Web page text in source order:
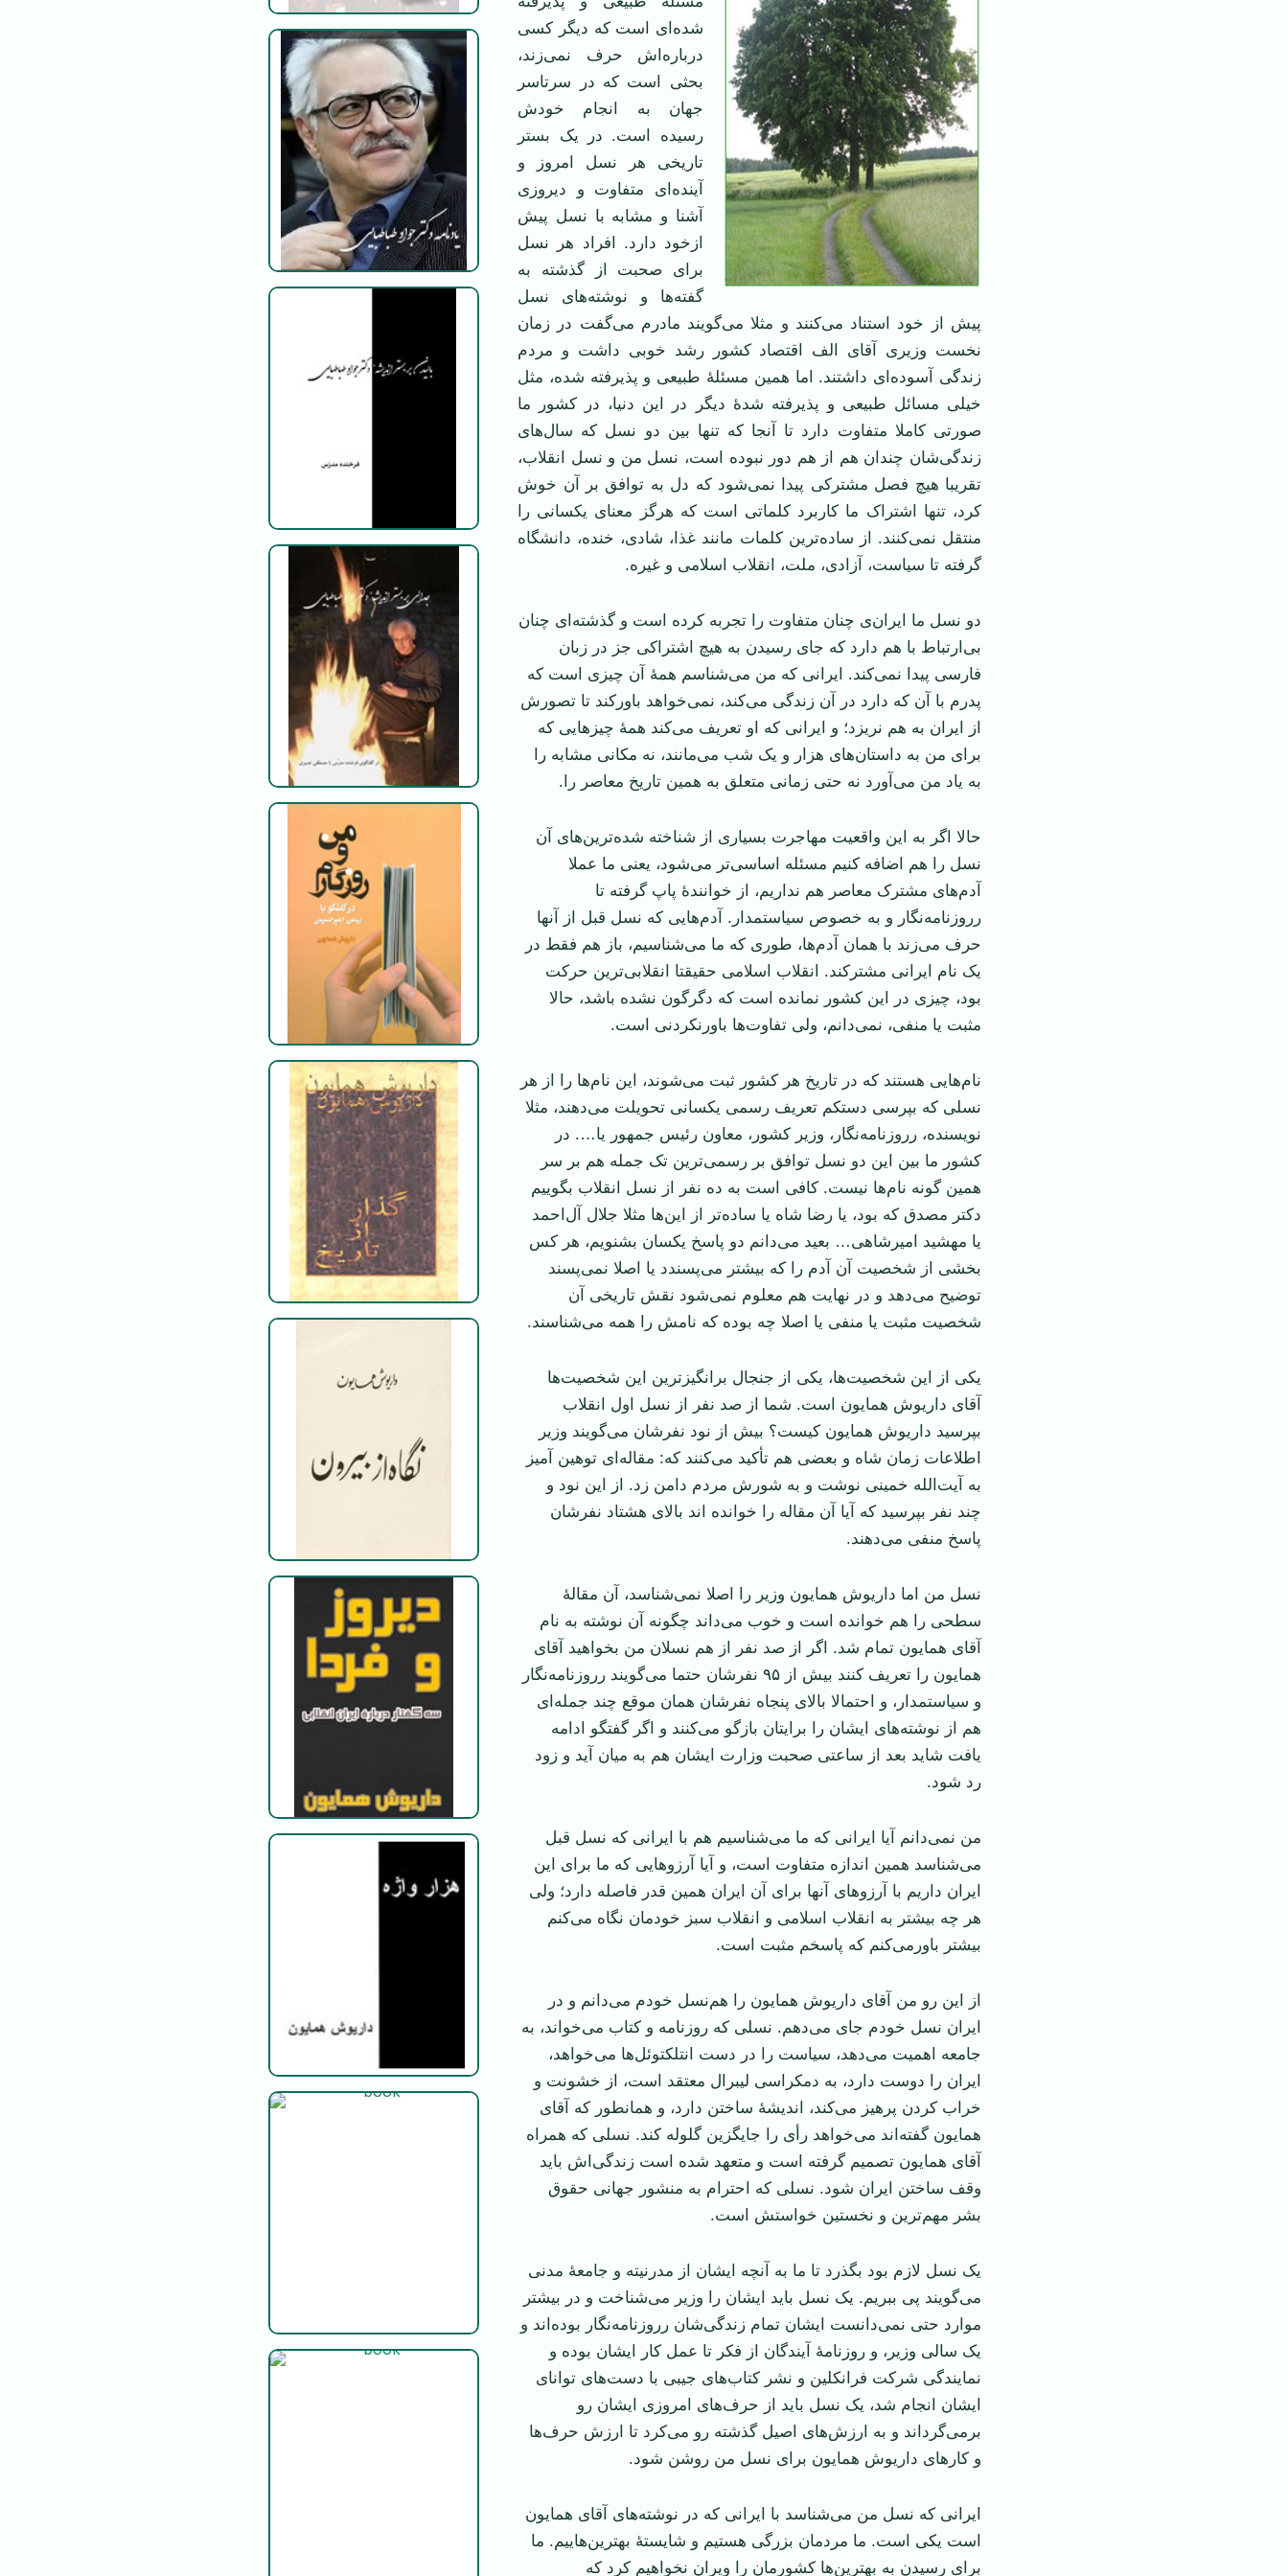
شده‌ای است که دیگر کسی
درباره‌اش حرف نمی‌زند،
بحثی است که در سرتاسر
جهان به انجام خودش
رسیده است. در یک بستر
تاریخی هر نسل امروز و
آینده‌ای متفاوت و دیروزی
آشنا و مشابه با نسل پیش
ازخود دارد. افراد هر نسل
برای صحبت از گذشته به
گفته‌ها و نوشته‌های نسل
پیش از خود استناد می‌کنند و مثلا می‌گویند مادرم می‌گفت در زمان
نخست وزیری آقای الف اقتصاد کشور رشد خوبی داشت و مردم
زندگی آسوده‌ای داشتند. اما همین مسئلۀ طبیعی و پذیرفته شده، مثل
خیلی مسائل طبیعی و پذیرفته شدۀ دیگر در این دنیا، در کشور ما
صورتی کاملا متفاوت دارد تا آنجا که تنها بین دو نسل که سال‌های
زندگی‌شان چندان هم از هم دور نبوده است، نسل من و نسل انقلاب،
تقریبا هیچ فصل مشترکی پیدا نمی‌شود که دل به توافق بر آن خوش
کرد، تنها اشتراک ما کاربرد کلماتی است که هرگز معنای یکسانی را
منتقل نمی‌کنند. از ساده‌ترین کلمات مانند غذا، شادی، خنده، دانشگاه
گرفته تا سیاست، آزادی، ملت، انقلاب اسلامی و غیره.
دو نسل ما ایران‌ی چنان متفاوت را تجربه کرده است و گذشته‌ای چنان
بی‌ارتباط با هم دارد که جای رسیدن به هیچ اشتراکی جز در زبان
فارسی پیدا نمی‌کند. ایرانی که من می‌شناسم همۀ آن چیزی است که
پدرم با آن که دارد در آن زندگی می‌کند، نمی‌خواهد باورکند تا تصورش
از ایران به هم نریزد؛ و ایرانی که او تعریف می‌کند همۀ چیز‌هایی که
برای من به داستان‌های هزار و یک شب می‌مانند، نه مکانی مشابه را
به یاد من می‌آورد نه حتی زمانی متعلق به همین تاریخ معاصر را.
حالا اگر به این واقعیت مهاجرت بسیاری از شناخته شده‌ترین‌های آن
نسل را هم اضافه کنیم مسئله اساسی‌تر می‌شود، یعنی ما عملا
آدم‌های مشترک معاصر هم نداریم، از خوانندۀ پاپ گرفته تا
رروزنامه‌نگار و به خصوص سیاستمدار. آدم‌هایی که نسل قبل از آنها
حرف می‌زند با همان آدم‌ها، طوری که ما می‌شناسیم، باز هم فقط در
یک نام ایرانی مشترکند. انقلاب اسلامی حقیقتا انقلابی‌ترین حرکت
بود، چیزی در این کشور نمانده است که دگرگون نشده باشد، حالا
مثبت یا منفی، نمی‌دانم، ولی تفاوت‌ها باورنکردنی است.
نام‌هایی هستند که در تاریخ هر کشور ثبت می‌شوند، این نام‌ها را از هر
نسلی که بپرسی دستکم تعریف رسمی یکسانی تحویلت می‌دهند، مثلا
نویسنده، رروزنامه‌نگار، وزیر کشور، معاون رئیس جمهور یا…. در
کشور ما بین این دو نسل توافق بر رسمی‌ترین تک جمله هم بر سر
همین گونه نام‌ها نیست. کافی است به ده نفر از نسل انقلاب بگوییم
دکتر مصدق که بود، یا رضا شاه یا ساده‌تر از این‌ها مثلا جلال آل‌احمد
یا مهشید امیرشاهی… بعید می‌دانم دو پاسخ یکسان بشنویم، هر کس
بخشی از شخصیت آن آدم را که بیشتر می‌پسندد یا اصلا نمی‌پسند
توضیح می‌دهد و در نهایت هم معلوم نمی‌شود نقش تاریخی آن
شخصیت مثبت یا منفی یا اصلا چه بوده که نامش را همه می‌شناسند.
یکی از این شخصیت‌ها، یکی از جنجال برانگیزترین این شخصیت‌ها
آقای داریوش همایون است. شما از صد نفر از نسل اول انقلاب
بپرسید داریوش همایون کیست؟ بیش از نود نفرشان می‌گویند وزیر
اطلاعات زمان شاه و بعضی هم تأکید می‌کنند که: مقاله‌ای توهین آمیز
به آیت‌الله خمینی نوشت و به شورش مردم دامن زد. از این نود و
چند نفر بپرسید که آیا آن مقاله را خوانده اند بالای هشتاد نفرشان
پاسخ منفی می‌دهند.
نسل من اما داریوش همایون وزیر را اصلا نمی‌شناسد، آن مقالۀ
سطحی را هم خوانده است و خوب می‌داند چگونه آن نوشته به نام
آقای همایون تمام شد. اگر از صد نفر از هم نسلان من بخواهید آقای
همایون را تعریف کنند بیش از ۹۵ نفرشان حتما می‌گویند رروزنامه‌نگار
و سیاستمدار، و احتمالا بالای پنجاه نفرشان همان موقع چند جمله‌ای
هم از نوشته‌های ایشان را برایتان بازگو می‌کنند و اگر گفتگو ادامه
یافت شاید بعد از ساعتی صحبت وزارت ایشان هم به میان آید و زود
رد شود.
من نمی‌دانم آیا ایرانی که ما می‌شناسیم هم با ایرانی که نسل قبل
می‌شناسد همین اندازه متفاوت است، و آیا آرزوهایی که ما برای این
ایران داریم با آرزوهای آنها برای آن ایران همین قدر فاصله دارد؛ ولی
هر چه بیشتر به انقلاب اسلامی و انقلاب سبز خودمان نگاه می‌کنم
بیشتر باورمی‌کنم که پاسخم مثبت است.
از این رو من آقای داریوش همایون را هم‌نسل خودم می‌دانم و در
ایران نسل خودم جای می‌دهم. نسلی که روزنامه و کتاب می‌خواند، به
جامعه اهمیت می‌دهد، سیاست را در دست انتلکتوئل‌ها می‌خواهد،
ایران را دوست دارد، به دمکراسی لیبرال معتقد است، از خشونت و
خراب کردن پرهیز می‌کند، اندیشۀ ساختن دارد، و همانطور که آقای
همایون گفته‌اند می‌خواهد رأی را جایگزین گلوله کند. نسلی که همراه
آقای همایون تصمیم گرفته است و متعهد شده است زندگی‌اش باید
وقف ساختن ایران شود. نسلی که احترام به منشور جهانی حقوق
بشر مهم‌ترین و نخستین خواستش است.
یک نسل لازم بود بگذرد تا ما به آنچه ایشان از مدرنیته و جامعۀ مدنی
می‌گویند پی ببریم. یک نسل باید ایشان را وزیر می‌شناخت و در بیشتر
موارد حتی نمی‌دانست ایشان تمام زندگی‌شان رروزنامه‌نگار بوده‌اند و
یک سالی وزیر، و روزنامۀ آیندگان از فکر تا عمل کار ایشان بوده و
نمایندگی شرکت فرانکلین و نشر کتاب‌های جیبی با دست‌های توانای
ایشان انجام شد، یک نسل باید از حرف‌های امروزی ایشان رو
برمی‌گرداند و به ارزش‌های اصیل گذشته رو می‌کرد تا ارزش حرف‌ها
و کارهای داریوش همایون برای نسل من روشن شود.
ایرانی که نسل من می‌شناسد با ایرانی که در نوشته‌های آقای همایون
است یکی است. ما مردمان بزرگی هستیم و شایستۀ بهترین‌هاییم. ما
برای رسیدن به بهترین‌ها کشورمان را ویران نخواهیم کرد که